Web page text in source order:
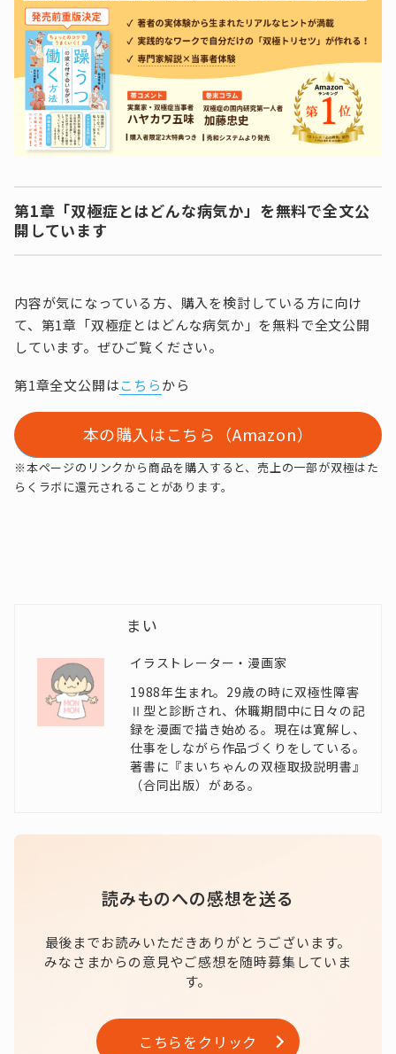
第1章「双極症とはどんな病気か」を無料で全文公
開しています
内容が気になっている方、購入を検討している方に向け
て、第1章「双極症とはどんな病気か」を無料で全文公開
しています。ぜひご覧ください。
第1章全文公開はこちらから
本の購入はこちら（Amazon）
※本ページのリンクから商品を購入すると、売上の一部が双極はた
らくラボに還元されることがあります。
まい
イラストレーター・漫画家
1988年生まれ。29歳の時に双極性障害
Ⅱ型と診断され、休職期間中に日々の記
録を漫画で描き始める。現在は寛解し、
仕事をしながら作品づくりをしている。
著書に『まいちゃんの双極取扱説明書』
（合同出版）がある。
読みものへの感想を送る
最後までお読みいただきありがとうございます。
みなさまからの意見やご感想を随時募集していま
す。
こちらをクリック